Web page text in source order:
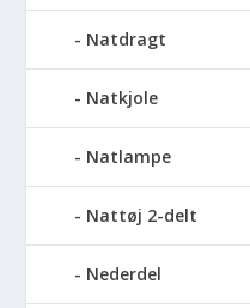
Natdragt
Natkjole
Natlampe
Nattøj 2-delt
Nederdel